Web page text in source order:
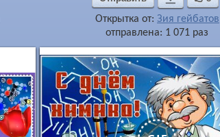
Открытка от: Зия гейбатов
отправлена: 1 071 раз